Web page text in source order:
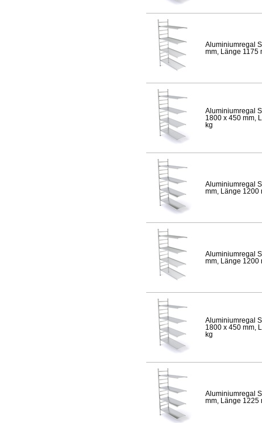
Aluminiumregal
mm, Länge 1175
Aluminiumregal
1800 x 450 mm,
kg
Aluminiumregal
mm, Länge 1200
Aluminiumregal
mm, Länge 1200
Aluminiumregal
1800 x 450 mm,
kg
Aluminiumregal
mm, Länge 1225